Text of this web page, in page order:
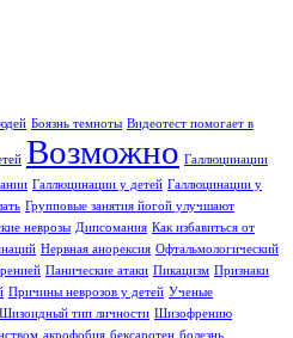
Боязнь темноты Видеотест помогает в
Возможно Галлюцинации
Галлюцинации у детей Галлюцинации у
Групповые занятия йогой улучшают
неврозы Дипсомания Как избавиться от
Нервная анорексия Офтальмологический
Панические атаки Пикацизм Признаки
Причины неврозов у детей Ученые
Шизоидный тип личности Шизофрению
акрофобия бексаротен болезнь